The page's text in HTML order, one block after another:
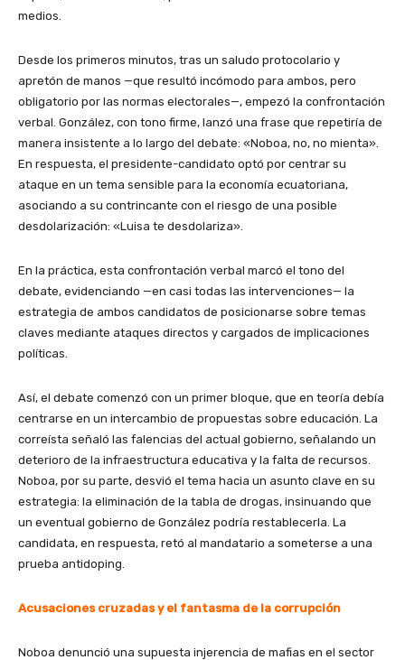
medios.
Desde los primeros minutos, tras un saludo protocolario y
apretón de manos —que resultó incómodo para ambos, pero
obligatorio por las normas electorales—, empezó la confrontación
verbal. González, con tono firme, lanzó una frase que repetiría de
manera insistente a lo largo del debate: «Noboa, no, no mienta».
En respuesta, el presidente-candidato optó por centrar su
ataque en un tema sensible para la economía ecuatoriana,
asociando a su contrincante con el riesgo de una posible
desdolarización: «Luisa te desdolariza».
En la práctica, esta confrontación verbal marcó el tono del
debate, evidenciando —en casi todas las intervenciones— la
estrategia de ambos candidatos de posicionarse sobre temas
claves mediante ataques directos y cargados de implicaciones
políticas.
Así, el debate comenzó con un primer bloque, que en teoría debía
centrarse en un intercambio de propuestas sobre educación. La
correísta señaló las falencias del actual gobierno, señalando un
deterioro de la infraestructura educativa y la falta de recursos.
Noboa, por su parte, desvió el tema hacia un asunto clave en su
estrategia: la eliminación de la tabla de drogas, insinuando que
un eventual gobierno de González podría restablecerla. La
candidata, en respuesta, retó al mandatario a someterse a una
prueba antidoping.
Acusaciones cruzadas y el fantasma de la corrupción
Noboa denunció una supuesta injerencia de mafias en el sector